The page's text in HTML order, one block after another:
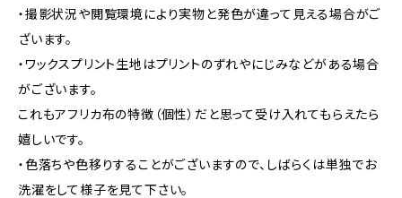
・撮影状況や閲覧環境により実物と発色が違って見える場合がご
ざいます。
・ワックスプリント生地はプリントのずれやにじみなどがある場合
がございます。
これもアフリカ布の特徴（個性）だと思って受け入れてもらえたら
嬉しいです。
・色落ちや色移りすることがございますので、しばらくは単独でお
洗濯をして様子を見て下さい。